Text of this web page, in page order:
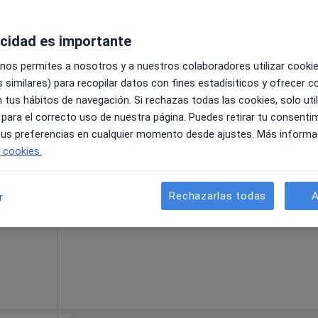
es importante
permites a nosotros y a nuestros colaboradores utilizar
similares) para recopilar datos con fines estadísiticos y ofrecer
tus hábitos de navegación. Si rechazas todas las cookies, solo
el correcto uso de nuestra página. Puedes retirar tu
preferencias en cualquier momento desde ajustes. Más
Rechazarlas todas